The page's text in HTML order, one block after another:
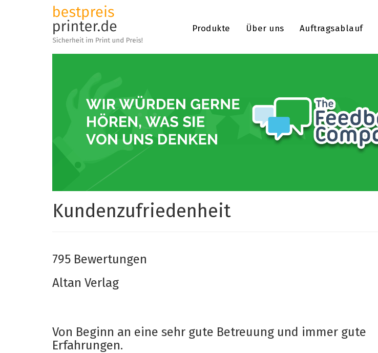
Produkte Über uns Auftragsablauf
Kundenzufriedenheit
795 Bewertungen
Altan Verlag
Von Beginn an eine sehr gute Betreuung und immer gute
Erfahrungen.